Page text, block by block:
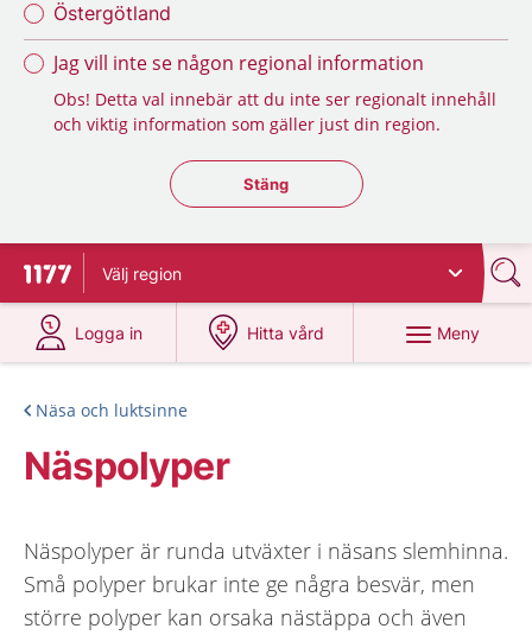
Östergötland
Jag vill inte se någon regional information
Obs! Detta val innebär att du inte ser regionalt innehåll
och viktig information som gäller just din region.
Stäng regionsväljaren
Stäng
Till startsidan för 1177
Välj region
Logga in
på 1177.se
Hitta vård
på 1177.se
Meny
Näsa och luktsinne
Näspolyper
Näspolyper är runda utväxter i näsans slemhinna.
Små polyper brukar inte ge några besvär, men
större polyper kan orsaka nästäppa och även